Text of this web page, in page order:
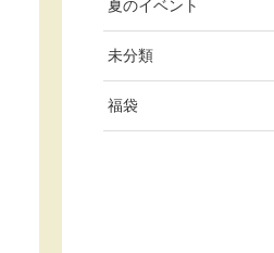
夏のイベント
未分類
福袋